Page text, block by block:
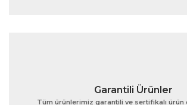
Garantili Ürünler
Tüm ürünlerimiz garantili ve sertifikalı ürün